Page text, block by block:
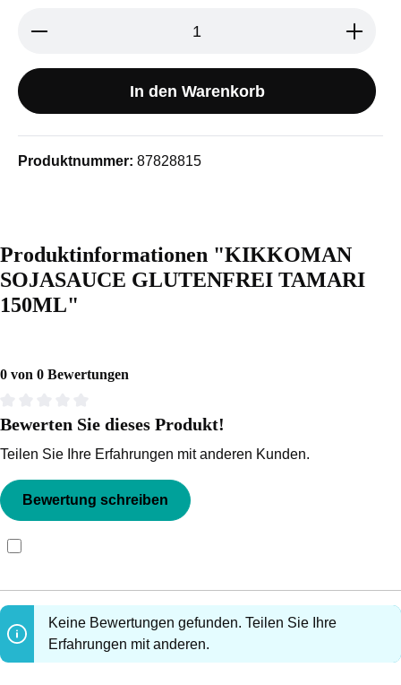
Produkt Anzahl: Gib den
In den Warenkorb
Produktnummer: 87828815
Produktinformationen "KIKKOMAN
SOJASAUCE GLUTENFREI TAMARI
150ML"
0 von 0 Bewertungen
Durchschnittliche Bewertung von 0 von 5 Sternen
Bewerten Sie dieses Produkt!
Teilen Sie Ihre Erfahrungen mit anderen Kunden.
Bewertung schreiben
Keine Bewertungen gefunden. Teilen Sie Ihre
Erfahrungen mit anderen.